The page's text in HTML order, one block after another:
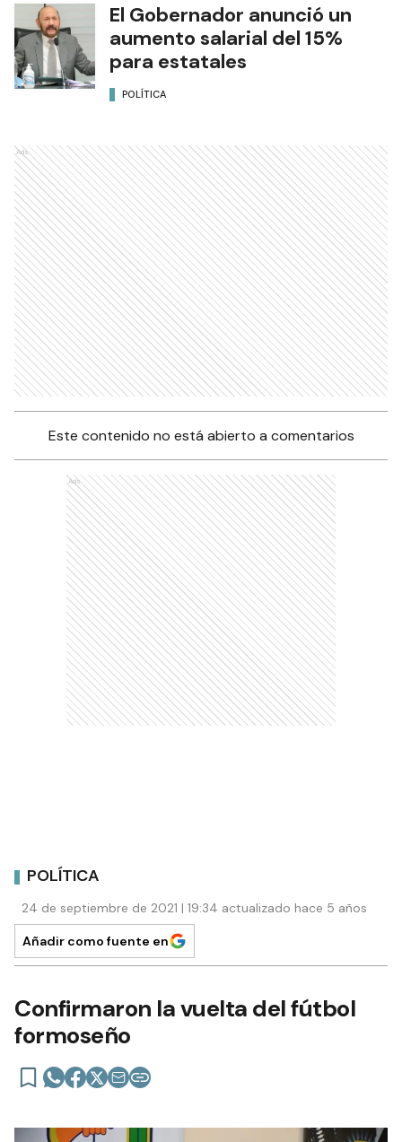
El Gobernador anunció un
aumento salarial del 15%
para estatales
POLÍTICA
Ads
Este contenido no está abierto a comentarios
Ads
POLÍTICA
24 de septiembre de 2021 | 19:34 actualizado hace 5 años
Añadir como fuente en
Confirmaron la vuelta del fútbol
formoseño